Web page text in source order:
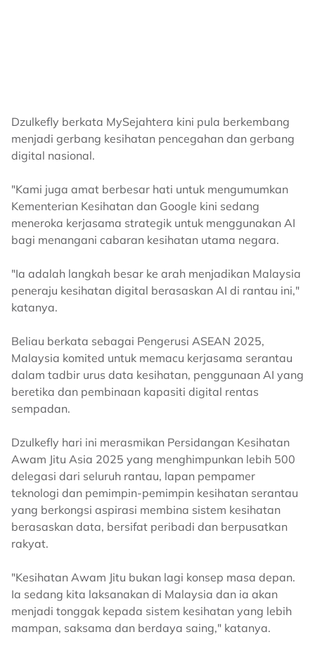
Dzulkefly berkata MySejahtera kini pula berkembang
menjadi gerbang kesihatan pencegahan dan gerbang
digital nasional.
"Kami juga amat berbesar hati untuk mengumumkan
Kementerian Kesihatan dan Google kini sedang
meneroka kerjasama strategik untuk menggunakan AI
bagi menangani cabaran kesihatan utama negara.
"Ia adalah langkah besar ke arah menjadikan Malaysia
peneraju kesihatan digital berasaskan AI di rantau ini,"
katanya.
Beliau berkata sebagai Pengerusi ASEAN 2025,
Malaysia komited untuk memacu kerjasama serantau
dalam tadbir urus data kesihatan, penggunaan AI yang
beretika dan pembinaan kapasiti digital rentas
sempadan.
Dzulkefly hari ini merasmikan Persidangan Kesihatan
Awam Jitu Asia 2025 yang menghimpunkan lebih 500
delegasi dari seluruh rantau, lapan pempamer
teknologi dan pemimpin-pemimpin kesihatan serantau
yang berkongsi aspirasi membina sistem kesihatan
berasaskan data, bersifat peribadi dan berpusatkan
rakyat.
"Kesihatan Awam Jitu bukan lagi konsep masa depan.
Ia sedang kita laksanakan di Malaysia dan ia akan
menjadi tonggak kepada sistem kesihatan yang lebih
mampan, saksama dan berdaya saing," katanya.